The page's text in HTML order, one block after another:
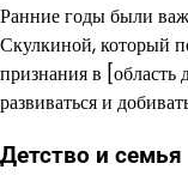
Ранние годы были
Скулкиной, который
признания в [область
развиваться и
Детство и семья